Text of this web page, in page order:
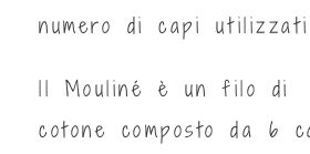
numero di capi
ll Mouliné è un filo di
cotone composto da 6